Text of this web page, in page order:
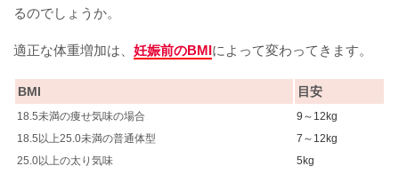
るのでしょうか。
適正な体重増加は、 妊娠前のBMIによって変わってきます。
BMI 目安
18.5未満の痩せ気味の場合
9～12kg
18.5以上25.0未満の普通体型
7～12kg
25.0以上の太り気味
5kg